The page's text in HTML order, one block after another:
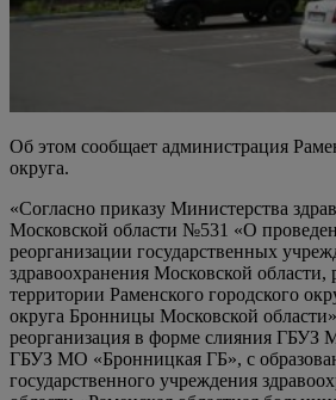
Об этом сообщает администрация
округа.
«Согласно приказу Министерства
Московской области №531 «О
реорганизации государственных
здравоохранения Московской
территории Раменского городского
округа Бронницы Московской
реорганизация в форме слияния
ГБУЗ МО «Бронницкая ГБ», с
государственного учреждения